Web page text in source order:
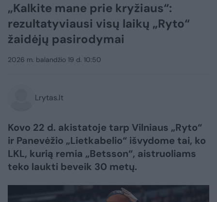
„Kalkite mane prie kryžiaus“:
rezultatyviausi visų laikų „Ryto“
žaidėjų pasirodymai
2026 m. balandžio 19 d. 10:50
Lrytas.lt
Kovo 22 d. akistatoje tarp Vilniaus „Ryto“
ir Panevėžio „Lietkabelio“ išvydome tai, ko
LKL, kurią remia „Betsson“, aistruoliams
teko laukti beveik 30 metų.